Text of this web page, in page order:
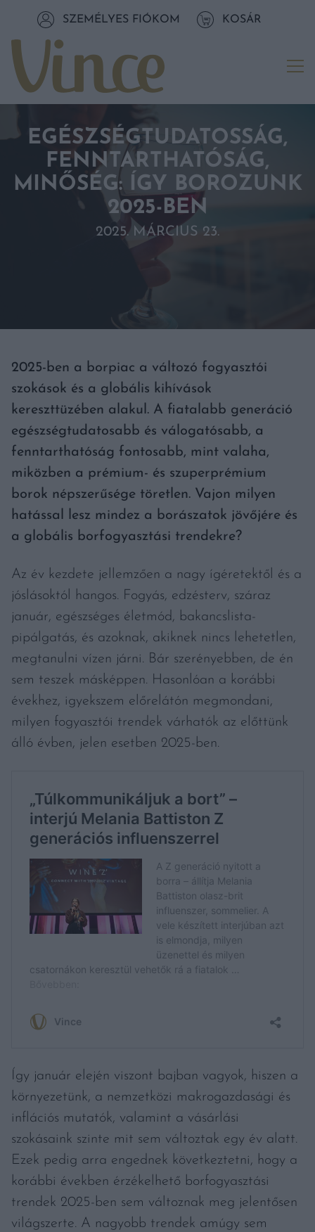
Tovább a tartalomhozSZEMÉLYES FIÓKOM KOSÁR
EGÉSZSÉGTUDATOSSÁG,
FENNTARTHATÓSÁG,
MINŐSÉG: ÍGY BOROZUNK
2025-BEN
2025. MÁRCIUS 23.
2025-ben a borpiac a változó fogyasztói
szokások és a globális kihívások
kereszttüzében alakul. A fiatalabb generáció
egészségtudatosabb és válogatósabb, a
fenntarthatóság fontosabb, mint valaha,
miközben a prémium- és szuperprémium
borok népszerűsége töretlen. Vajon milyen
hatással lesz mindez a borászatok jövőjére és
a globális borfogyasztási trendekre?
Az év kezdete jellemzően a nagy ígéretektől és a
jóslásoktól hangos. Fogyás, edzésterv, száraz
január, egészséges életmód, bakancslista-
pipálgatás, és azoknak, akiknek nincs lehetetlen,
megtanulni vízen járni. Bár szerényebben, de én
sem teszek másképpen. Hasonlóan a korábbi
évekhez, igyekszem előrelátón megmondani,
milyen fogyasztói trendek várhatók az előttünk
álló évben, jelen esetben 2025-ben.
Így január elején viszont bajban vagyok, hiszen a
környezetünk, a nemzetközi makrogazdasági és
inflációs mutatók, valamint a vásárlási
szokásaink szinte mit sem változtak egy év alatt.
Ezek pedig arra engednek következtetni, hogy a
korábbi években érzékelhető borfogyasztási
trendek 2025-ben sem változnak meg jelentősen
világszerte. A nagyobb trendek amúgy sem